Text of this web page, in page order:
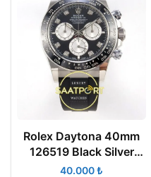
Rolex Daytona 40mm
126519 Black Silver
Diamonds Oysterflex
₺